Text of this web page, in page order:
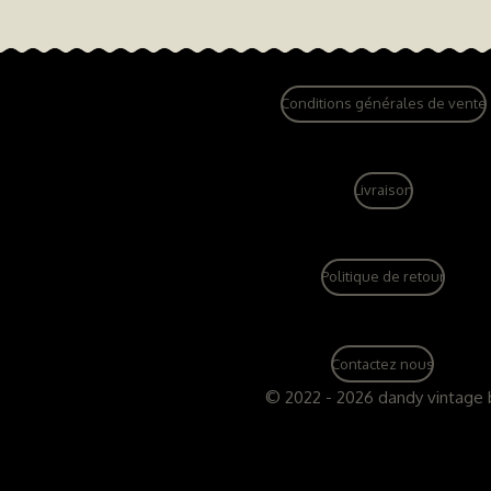
Conditions générales de vente
Livraison
Politique de retour
Contactez nous
© 2022 - 2026 dandy vintage